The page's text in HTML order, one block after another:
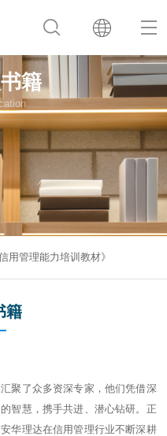
籍
信用管理能力培训教材》
籍
聚了众多资深专家，他们凭借深
智慧，携手共进、潜心钻研。正
华理达在信用管理行业不断深耕